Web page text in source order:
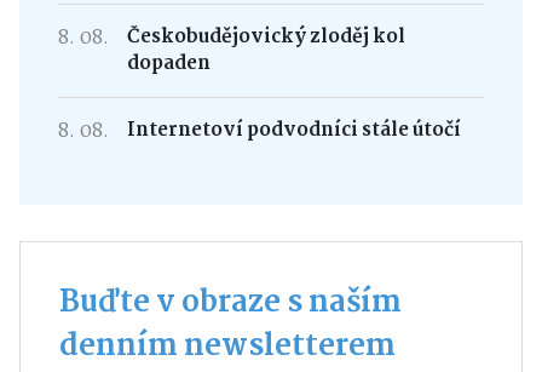
8. 08.
Českobudějovický zloděj kol
dopaden
8. 08. Internetoví podvodníci stále útočí
Buďte v obraze s naším
denním newsletterem